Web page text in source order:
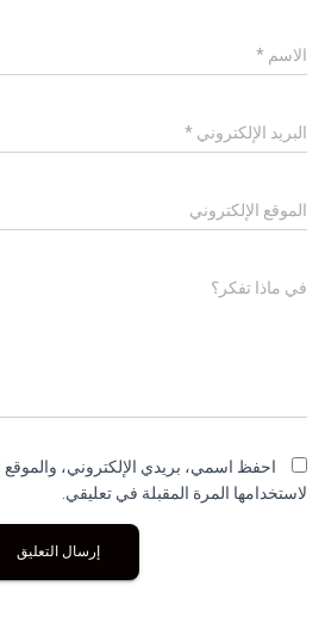
الاسم *
البريد الإلكتروني *
الموقع الإلكتروني
في ماذا تفكر؟
احفظ اسمي، بريدي الإلكتروني، والموقع
لاستخدامها المرة المقبلة في تعليقي.